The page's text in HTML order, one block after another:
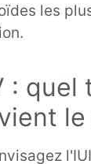
les
:
le